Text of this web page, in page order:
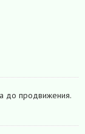
до продвижения.